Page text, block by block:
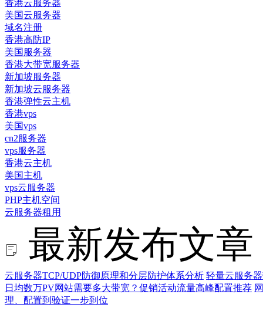
香港云服务器
美国云服务器
域名注册
香港高防IP
美国服务器
香港大带宽服务器
新加坡服务器
新加坡云服务器
香港弹性云主机
香港vps
美国vps
cn2服务器
vps服务器
香港云主机
美国主机
vps云服务器
PHP主机空间
云服务器租用
最新发布文章
云服务器TCP/UDP防御原理和分层防护体系分析 轻量云服务
日均数万PV网站需要多大带宽？促销活动流量高峰配置推荐
理、配置到验证一步到位